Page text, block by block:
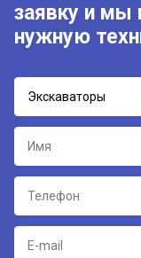
заявку и мы
нужную
Экскаваторы